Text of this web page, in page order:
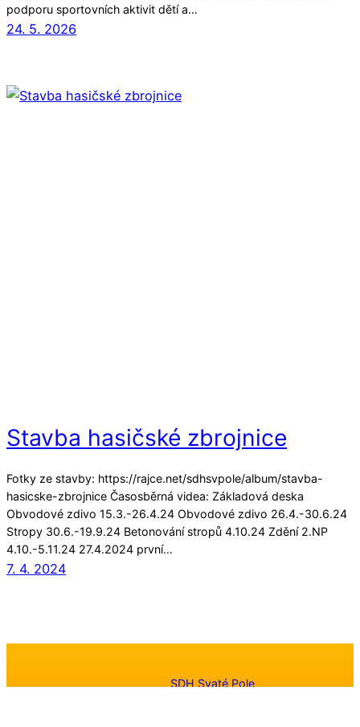
podporu sportovních aktivit dětí a…
24. 5. 2026
Stavba hasičské zbrojnice
Fotky ze stavby: https://rajce.net/sdhsvpole/album/stavba-
hasicske-zbrojnice Časosběrná videa: Základová deska
Obvodové zdivo 15.3.-26.4.24 Obvodové zdivo 26.4.-30.6.24
Stropy 30.6.-19.9.24 Betonování stropů 4.10.24 Zdění 2.NP
4.10.-5.11.24 27.4.2024 první…
7. 4. 2024
SDH Svaté Pole